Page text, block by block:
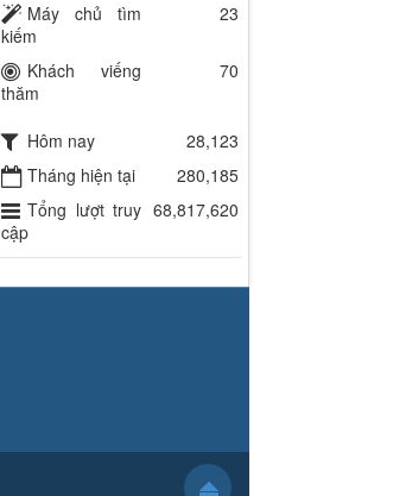
Máy chủ tìm
kiếm
23
Khách viếng
thăm
70
Hôm nay
28,123
Tháng hiện tại
280,185
Tổng lượt truy
cập
68,817,620